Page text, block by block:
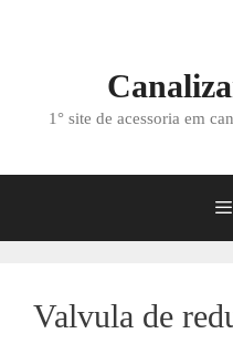
1° site de acessoria em
Valvula de